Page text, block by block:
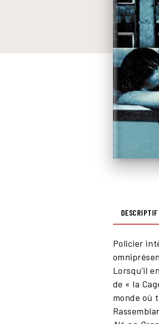
DESCRIPTIF
Policier
Lorsqu'il
de « la
monde où